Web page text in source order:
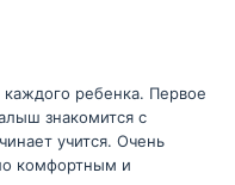
ребенка. Первое
знакомится с
учится. Очень
комфортным и